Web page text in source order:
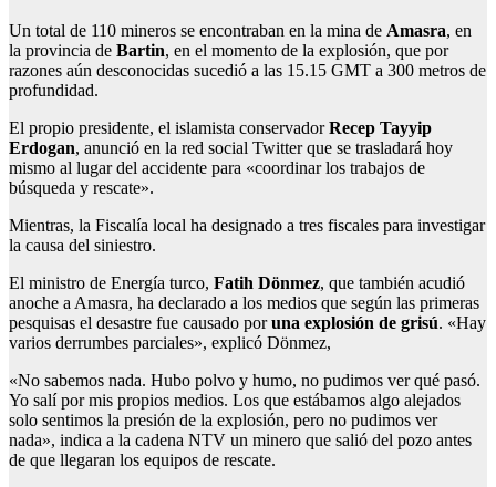
Un total de 110 mineros se encontraban en la mina de Amasra, en
la provincia de Bartin, en el momento de la explosión, que por
razones aún desconocidas sucedió a las 15.15 GMT a 300 metros de
profundidad.
El propio presidente, el islamista conservadorRecep Tayyip
Erdogan, anunció en la red social Twitter que se trasladará hoy
mismo al lugar del accidente para «coordinar los trabajos de
búsqueda y rescate».
Mientras, la Fiscalía local ha designado a tres fiscales para investigar
la causa del siniestro.
El ministro de Energía turco, Fatih Dönmez, que también acudió
anoche a Amasra, ha declarado a los medios que según las primeras
pesquisas el desastre fue causado poruna explosión de grisú. «Hay
varios derrumbes parciales», explicó Dönmez,
«No sabemos nada. Hubo polvo y humo, no pudimos ver qué pasó.
Yo salí por mis propios medios. Los que estábamos algo alejados
solo sentimos la presión de la explosión, pero no pudimos ver
nada», indica a la cadena NTV un minero que salió del pozo antes
de que llegaran los equipos de rescate.